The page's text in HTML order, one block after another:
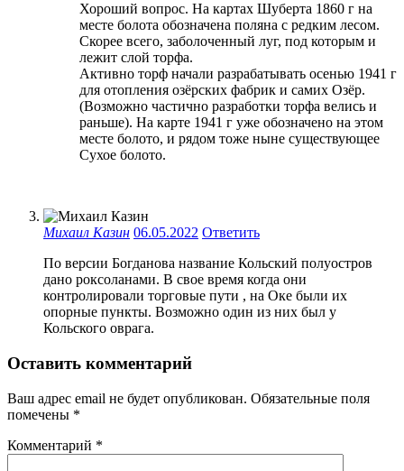
Хороший вопрос. На картах Шуберта 1860 г на
месте болота обозначена поляна с редким лесом.
Скорее всего, заболоченный луг, под которым и
лежит слой торфа.
Активно торф начали разрабатывать осенью 1941 г
для отопления озёрских фабрик и самих Озёр.
(Возможно частично разработки торфа велись и
раньше). На карте 1941 г уже обозначено на этом
месте болото, и рядом тоже ныне существующее
Сухое болото.
Михаил Казин 06.05.2022 Ответить
По версии Богданова название Кольский полуостров
дано роксоланами. В свое время когда они
контролировали торговые пути , на Оке были их
опорные пункты. Возможно один из них был у
Кольского оврага.
Оставить комментарий
Ваш адрес email не будет опубликован. Обязательные поля
помечены *
Комментарий *